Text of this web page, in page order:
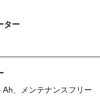
ター
Ah、メンテナンスフリー